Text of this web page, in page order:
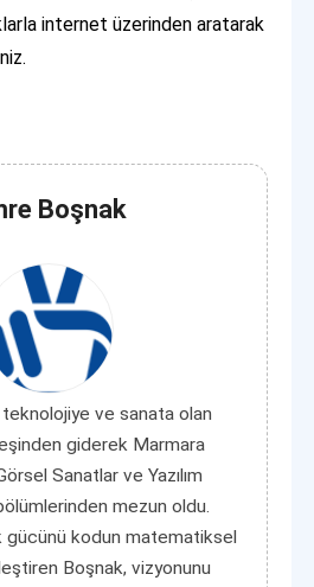
internet üzerinden aratarak
Boşnak
ve sanata olan
giderek Marmara
Sanatlar ve Yazılım
mezun oldu.
gücünü kodun matematiksel
Boşnak, vizyonunu